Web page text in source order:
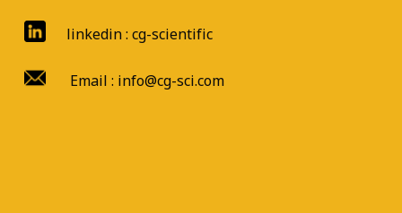
linkedin : cg-scientific
Email : info@cg-sci.com